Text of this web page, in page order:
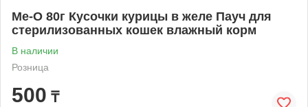
Me-O 80г Кусочки курицы в желе Пауч для
стерилизованных кошек влажный корм
В наличии
Розница
500 ₸